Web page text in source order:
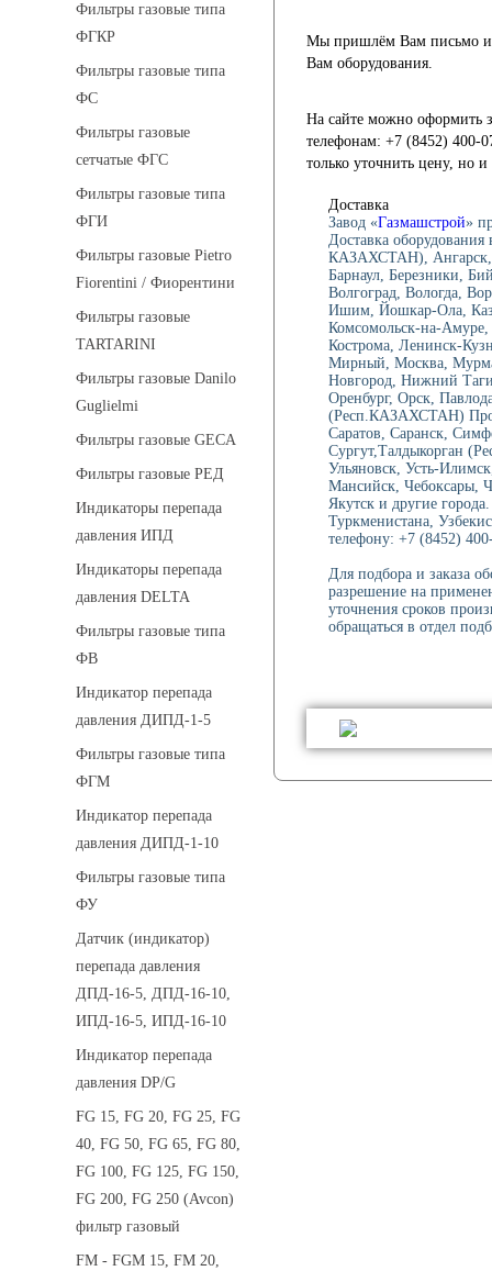
Фильтры газовые типа
ФГКР
Фильтры газовые типа
ФС
Фильтры газовые
сетчатые ФГС
Фильтры газовые типа
ФГИ
Фильтры газовые Pietro
Fiorentini / Фиорентини
Фильтры газовые
TARTARINI
Фильтры газовые Danilo
Guglielmi
Фильтры газовые GECA
Фильтры газовые РЕД
Индикаторы перепада
давления ИПД
Индикаторы перепада
давления DELTA
Фильтры газовые типа
ФВ
Индикатор перепада
давления ДИПД-1-5
Фильтры газовые типа
ФГМ
Индикатор перепада
давления ДИПД-1-10
Фильтры газовые типа
ФУ
Датчик (индикатор)
перепада давления
ДПД-16-5, ДПД-16-10,
ИПД-16-5, ИПД-16-10
Индикатор перепада
давления DP/G
FG 15, FG 20, FG 25, FG
40, FG 50, FG 65, FG 80,
FG 100, FG 125, FG 150,
FG 200, FG 250 (Avcon)
фильтр газовый
FM - FGM 15, FM 20,
Мы пришлём Вам письмо и
Вам оборудования.
На сайте можно оформить
телефонам: +7 (8452) 400-
только уточнить цену, но
Доставка
Завод «Газмашстрой»
Доставка
КАЗАХСТАН), Ангарск,
Барнаул, Березники,
Волгоград, Вологда,
Ишим, Йошкар-Ола,
Комсомольск-на-
Кострома, Ленинск-
Мирный, Москва,
Новгород, Нижний
Оренбург, Орск,
(Респ.КАЗАХСТАН)
Саратов, Саранск,
Сургут,Талдыкорган
Ульяновск, Усть-
Мансийск, Чебоксары,
Якутск и другие
Туркменистана,
телефону: +7 (8452)
Для подбора и заказа
разрешение на
уточнения сроков
обращаться в отдел